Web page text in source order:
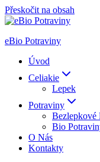
Přeskočit na obsah
eBio Potraviny
Úvod
Celiakie
Lepek
Potraviny
Bezlepkové
Bio
O Nás
Kontakty